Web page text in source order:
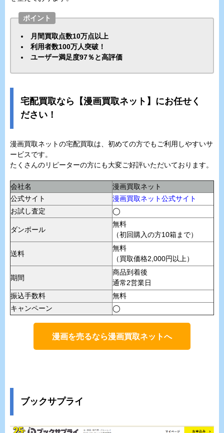
ポイント
月間買取点数10万点以上
利用者数100万人突破！
ユーザー満足度97％と高評価
宅配買取なら【漫画買取ネット】にお任せく
ださい！
漫画買取ネットの宅配買取は、初めての方でもご利用しやすいサ
ービスです。
たくさんのリピーターの方にも大変ご好評いただいております。
会社名
漫画買取ネット
公式サイト
漫画買取ネット公式サイト
お試し査定
◯
ダンボール
無料
（初回購入の方10箱まで）
送料
無料
（買取価格2,000円以上）
期間
商品到着後
通常2営業日
振込手数料
無料
キャンペーン
◯
漫画を売るなら漫画買取ネットへ
ブックサプライ